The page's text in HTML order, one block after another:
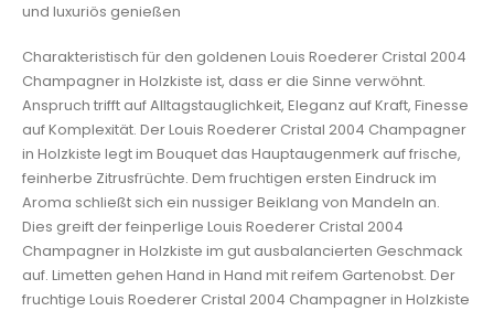
und luxuriös genießen
Charakteristisch für den goldenen Louis Roederer Cristal 2004
Champagner in Holzkiste ist, dass er die Sinne verwöhnt.
Anspruch trifft auf Alltagstauglichkeit, Eleganz auf Kraft, Finesse
auf Komplexität. Der Louis Roederer Cristal 2004 Champagner
in Holzkiste legt im Bouquet das Hauptaugenmerk auf frische,
feinherbe Zitrusfrüchte. Dem fruchtigen ersten Eindruck im
Aroma schließt sich ein nussiger Beiklang von Mandeln an.
Dies greift der feinperlige Louis Roederer Cristal 2004
Champagner in Holzkiste im gut ausbalancierten Geschmack
auf. Limetten gehen Hand in Hand mit reifem Gartenobst. Der
fruchtige Louis Roederer Cristal 2004 Champagner in Holzkiste